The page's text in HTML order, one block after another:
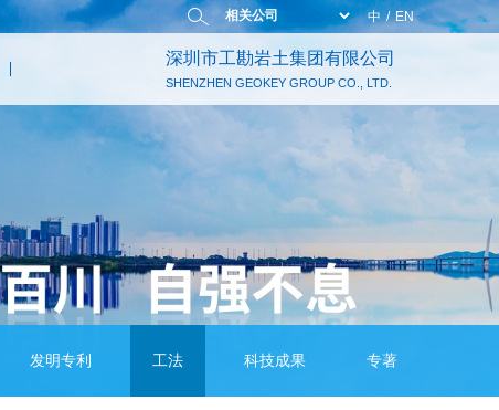
中 / EN
深圳市工勘岩土集团有限公司
SHENZHEN GEOKEY GROUP CO., LTD.
发明专利 工法 科技成果 专著